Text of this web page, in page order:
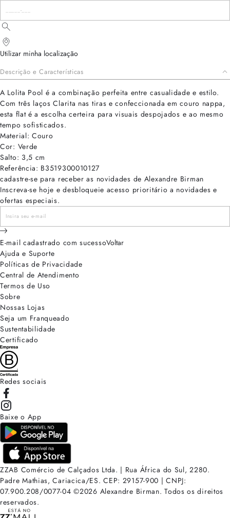
Utilizar minha localização
Descrição e Características
A Lolita Pool é a combinação perfeita entre casualidade e estilo.
Com três laços Clarita nas tiras e confeccionada em couro nappa,
esta flat é a escolha certeira para visuais despojados e ao mesmo
tempo sofisticados.
Material: Couro
Cor: Verde
Salto: 3,5 cm
Referência: B3519300010127
cadastre-se para receber as novidades de Alexandre Birman
Inscreva-se hoje e desbloqueie acesso prioritário a novidades e
ofertas especiais.
E-mail cadastrado com sucessoVoltar
Ajuda e Suporte
Políticas de Privacidade
Central de Atendimento
Termos de Uso
Sobre
Nossas Lojas
Seja um Franqueado
Sustentabilidade
Certificado
Redes sociais
Baixe o App
ZZAB Comércio de Calçados Ltda. | Rua África do Sul, 2280.
Padre Mathias, Cariacica/ES. CEP: 29157-900 | CNPJ:
07.900.208/0077-04 ©2026 Alexandre Birman. Todos os direitos
reservados.